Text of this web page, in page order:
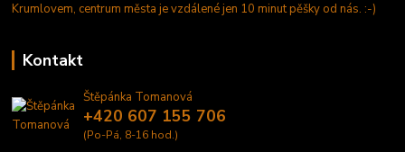
Krumlovem, centrum města je vzdálené jen 10 minut pěšky od nás. :-)
Kontakt
Štěpánka Tomanová
+420 607 155 706
(Po-Pá, 8-16 hod.)